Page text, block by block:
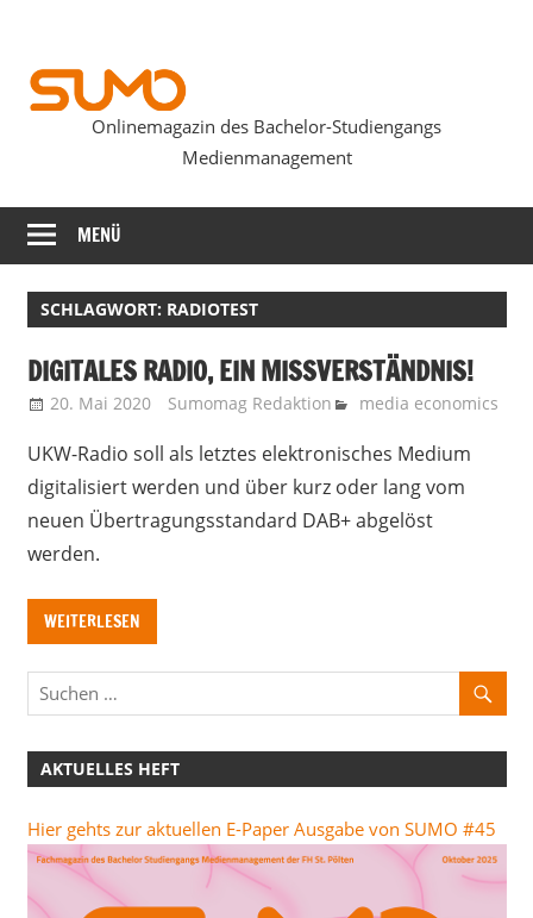
springen
SUMOmag
Onlinemagazin des Bachelor-Studiengangs
Medienmanagement
MENÜ
SCHLAGWORT: RADIOTEST
DIGITALES RADIO, EIN MISSVERSTÄNDNIS!
20. Mai 2020 Sumomag Redaktion media economics
UKW-Radio soll als letztes elektronisches Medium
digitalisiert werden und über kurz oder lang vom
neuen Übertragungsstandard DAB+ abgelöst
werden.
WEITERLESEN
AKTUELLES HEFT
Hier gehts zur aktuellen E-Paper Ausgabe von SUMO #45